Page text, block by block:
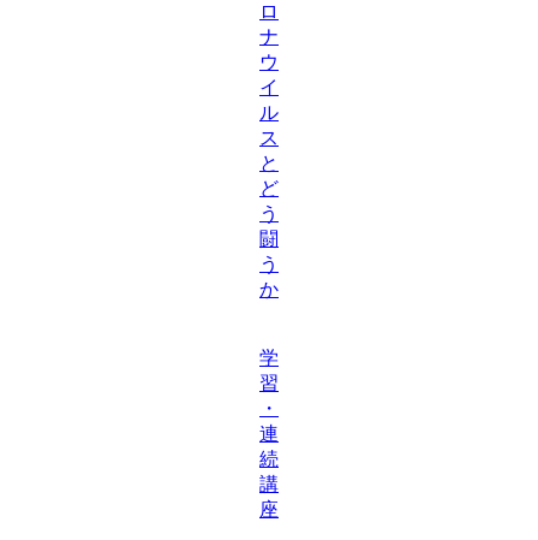
ロ
ナ
ウ
イ
ル
ス
と
ど
う
闘
う
か
学
習
・
連
続
講
座